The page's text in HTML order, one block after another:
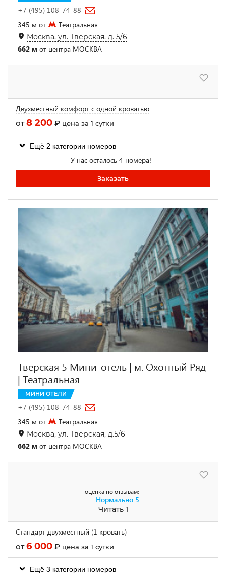
+7 (495) 108-74-88
345 м от
Театральная
Москва, ул. Тверская, д. 5/6
662 м от центра МОСКВА
Двухместный комфорт с одной кроватью
от8 200 ₽ цена за 1 сутки
Ещё 2 категории номеров
У нас осталось 4 номера!
Заказать
Тверская 5 Мини-отель | м. Охотный Ряд
| Театральная
МИНИ ОТЕЛИ
+7 (495) 108-74-88
345 м от
Театральная
Москва, ул. Тверская, д.5/6
662 м от центра МОСКВА
оценка по отзывам:
Нормально 5
Читать 1
Стандарт двухместный (1 кровать)
от6 000 ₽ цена за 1 сутки
Ещё 3 категории номеров